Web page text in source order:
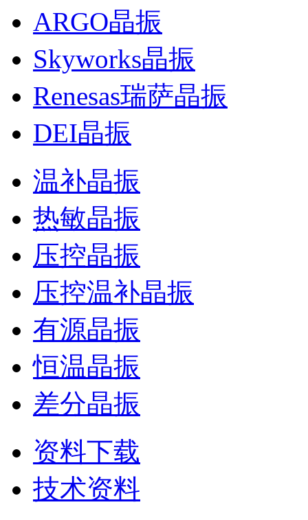
ARGO晶振
Skyworks晶振
Renesas瑞萨晶振
DEI晶振
温补晶振
热敏晶振
压控晶振
压控温补晶振
有源晶振
恒温晶振
差分晶振
资料下载
技术资料